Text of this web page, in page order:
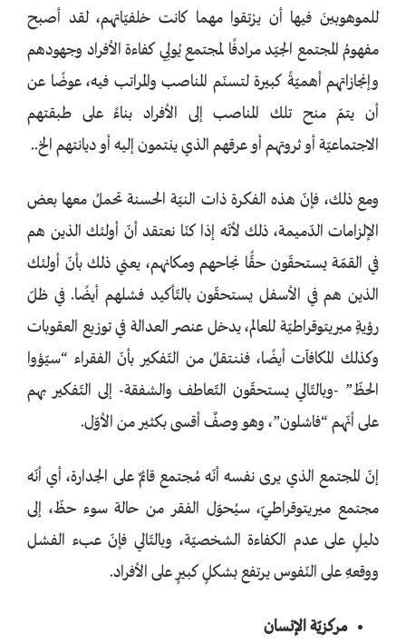
للموهوبينَ فيها أن يرْتقوا مهما كانت خلفيّاتهم، لقد أصبح
مفهومُ المجتمع الجيّد مرادفًا لمجتمع يُولِي كفاءة الأفراد وجهودهم
وإنجازاتهم أهميّةً كبيرة لتسنّم المناصب والمراتب فيه، عوضًا عن
أن يتمّ منح تلك المناصب إلى الأفراد بناءً على طبقتهم
الاجتماعيّة أو ثروتهم أو عرقهم الذي ينتمون إليه أو ديانتهم الخ..
ومع ذلك، فإنّ هذه الفكرة ذات النيّة الحسنة تحملُ معها بعض
الإلزامات الدّميمة، ذلك لأنّه إذا كنّا نعتقد أنّ أولئك الذين هم
في القمّة يستحقّون حقًّا نجاحهم ومكانهم، يعني ذلك بأنّ أولئك
الذين هم في الأسفل يستحقّون بالتّأكيد فشلهم أيضًا. في ظلّ
رؤيةٍ ميريتوقراطيّة للعالم، يدخل عنصر العدالة في توزيع العقوبات
وكذلك المكافآت أيضًا، فننتقلُ من التّفكير بأنّ الفقراء “سيّؤوا
الحظّ” -وبالتّالي يستحقّون التّعاطف والشفقة- إلى التّفكير بهم
على أنّهم “فاشلون”، وهو وصفٌ أقسى بكثير من الأوّل.
إنّ المجتمع الذي يرى نفسه أنّه مُجتمع قائمٌ على الجدارة، أي أنّه
مجتمع ميريتوقراطيّ، سيُحوّل الفقر من حالة سوء حظّ، إلى
دليلٍ على عدم الكفاءة الشخصيّة، وبالتّالي فإنّ عبء الفشل
ووقعهِ على النّفوس يرتفع بشكلٍ كبيرٍ على الأفراد.
مركزيّة الإنسان